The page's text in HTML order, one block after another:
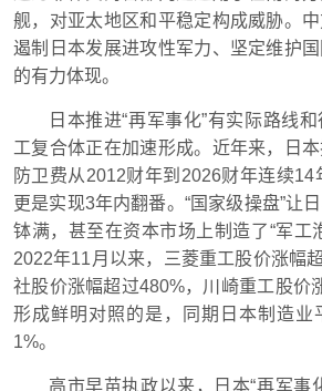
舰，对亚太地区和平稳定构成威胁。
遏制日本发展进攻性军力、坚定维护
的有力体现。
日本推进“再军事化”有实际路线
工复合体正在加速形成。近年来，日本
防卫费从2012财年到2026财年连续14
更是实现3年内翻番。“国家级操盘”让
钵满，甚至在资本市场上制造了“军工
2022年11月以来，三菱重工股价涨幅
社股价涨幅超过480%，川崎重工股价
形成鲜明对照的是，同期日本制造业
1%。
高市早苗执政以来，日本“再军事